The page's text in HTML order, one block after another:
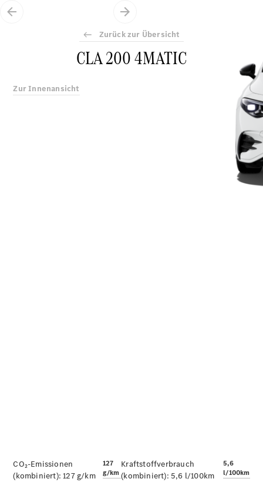
Zurück zur Übersicht
CLA 200 4MATIC
Zur Innenansicht
CO₂-Emissionen
(kombiniert):127 g/km
127
g/km
Kraftstoffverbrauch
(kombiniert): 5,6 l/100km
5,6
l/100km